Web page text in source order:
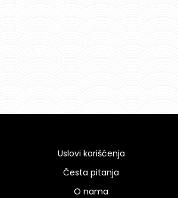
Uslovi korišćenja
Česta pitanja
O nama